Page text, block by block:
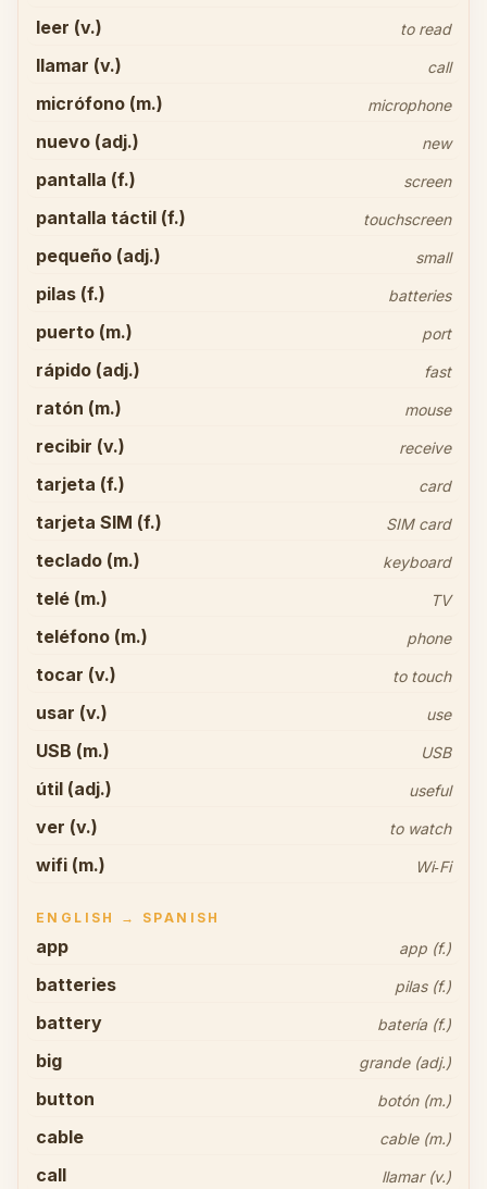
leer (v.) to read
llamar (v.) call
micrófono (m.) microphone
nuevo (adj.) new
pantalla (f.) screen
pantalla táctil (f.) touchscreen
pequeño (adj.) small
pilas (f.) batteries
puerto (m.) port
rápido (adj.) fast
ratón (m.) mouse
recibir (v.) receive
tarjeta (f.) card
tarjeta SIM (f.) SIM card
teclado (m.) keyboard
telé (m.) TV
teléfono (m.) phone
tocar (v.) to touch
usar (v.) use
USB (m.) USB
útil (adj.) useful
ver (v.) to watch
wifi (m.) Wi‑Fi
ENGLISH → SPANISH
app app (f.)
batteries pilas (f.)
battery batería (f.)
big grande (adj.)
button botón (m.)
cable cable (m.)
call llamar (v.)